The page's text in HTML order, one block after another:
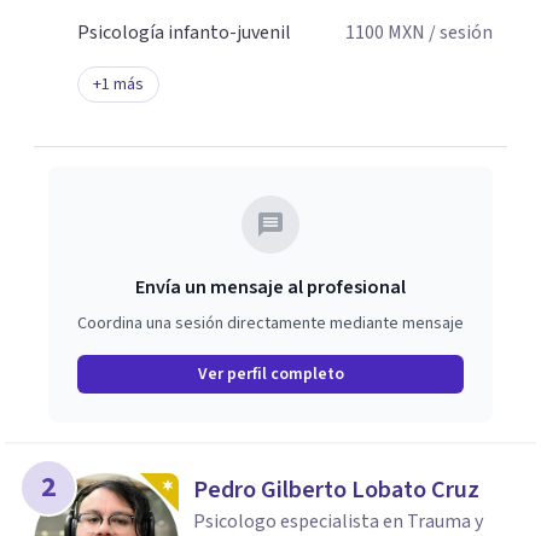
Psicología infanto-juvenil
1100 MXN / sesión
+1 más
Envía un mensaje al profesional
Coordina una sesión directamente mediante mensaje
Ver perfil completo
2 Pedro Gilberto Lobato Cruz
Psicologo especialista en Trauma y